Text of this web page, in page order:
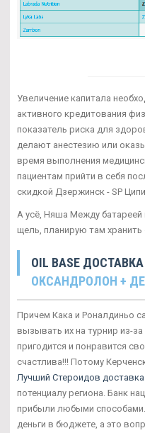
Увеличение капитала
активного кредитования
показатель риска для
делают анестезию или
время выполнения
пациентам прийти в себя
скидкой Дзержинск - SP
А усё, Няша Между батареей
щель, планирую там хранить
OIL BASE
ОКСАНДРОЛОН +
Причем Кака и Роналдиньо
вызывать их на турнир из-
пригодится и понравится
счастлива!!! Потому
Лучший Стероидов
потенциалу региона. Банк
прибыли любыми
деньги в бюджете, а это